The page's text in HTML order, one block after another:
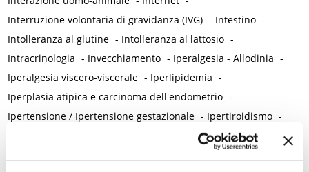
Interruzione volontaria di gravidanza (IVG) - Intestino -
Intolleranza al glutine - Intolleranza al lattosio -
Intracrinologia - Invecchiamento - Iperalgesia - Allodinia -
Iperalgesia viscero-viscerale - Iperlipidemia -
Iperplasia atipica e carcinoma dell'endometrio -
Ipertensione / Ipertensione gestazionale - Ipertiroidismo -
Isterectomia -Isteroscopia